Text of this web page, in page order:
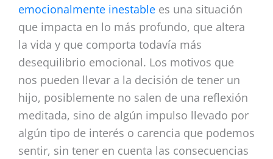
emocionalmente inestable es una situación
que impacta en lo más profundo, que altera
la vida y que comporta todavía más
desequilibrio emocional. Los motivos que
nos pueden llevar a la decisión de tener un
hijo, posiblemente no salen de una reflexión
meditada, sino de algún impulso llevado por
algún tipo de interés o carencia que podemos
sentir, sin tener en cuenta las consecuencias